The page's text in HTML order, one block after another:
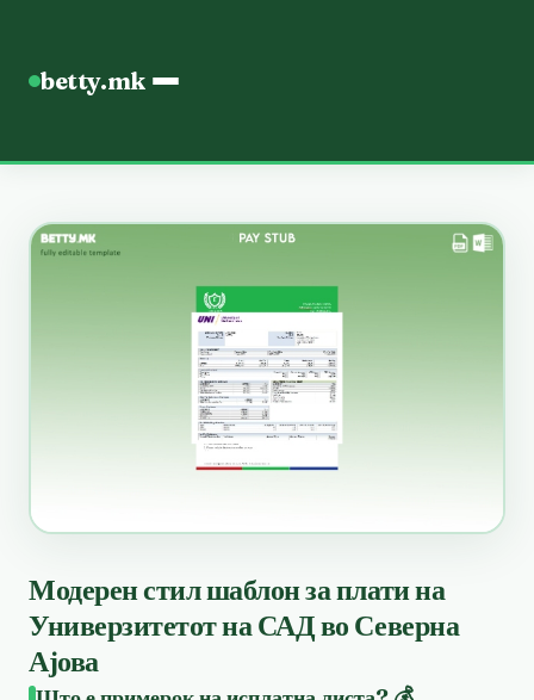
betty.mk
Модерен стил шаблон за плати на
Универзитетот на САД во Северна
Ајова